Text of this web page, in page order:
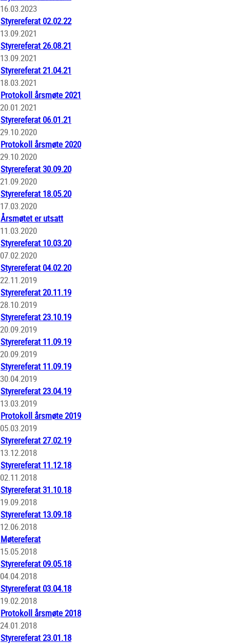
16.03.2023
Styrereferat 02.02.22
13.09.2021
Styrereferat 26.08.21
13.09.2021
Styrereferat 21.04.21
18.03.2021
Protokoll årsmøte 2021
20.01.2021
Styrereferat 06.01.21
29.10.2020
Protokoll årsmøte 2020
29.10.2020
Styrereferat 30.09.20
21.09.2020
Styrereferat 18.05.20
17.03.2020
Årsmøtet er utsatt
11.03.2020
Styrereferat 10.03.20
07.02.2020
Styrereferat 04.02.20
22.11.2019
Styrereferat 20.11.19
28.10.2019
Styrereferat 23.10.19
20.09.2019
Styrereferat 11.09.19
20.09.2019
Styrereferat 11.09.19
30.04.2019
Styrereferat 23.04.19
13.03.2019
Protokoll årsmøte 2019
05.03.2019
Styrereferat 27.02.19
13.12.2018
Styrereferat 11.12.18
02.11.2018
Styrereferat 31.10.18
19.09.2018
Styrereferat 13.09.18
12.06.2018
Møtereferat
15.05.2018
Styrereferat 09.05.18
04.04.2018
Styrereferat 03.04.18
19.02.2018
Protokoll årsmøte 2018
24.01.2018
Styrereferat 23.01.18